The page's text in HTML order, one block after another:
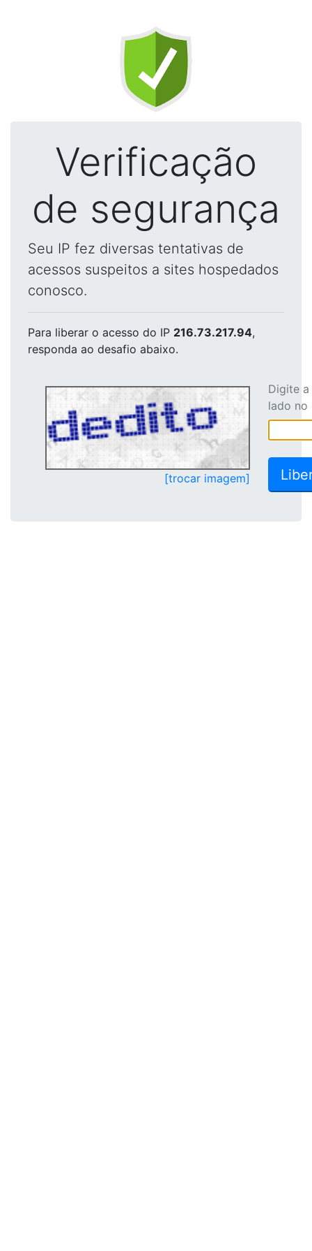
Verificação
de segurança
Seu IP fez diversas tentativas de
acessos suspeitos a sites hospedados
conosco.
Para liberar o acesso do IP 216.73.217.94,
responda ao desafio abaixo.
[trocar imagem]
Digite
lado no